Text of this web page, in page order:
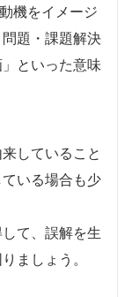
機をイメージ
題・課題解決
といった意味
していること
いる場合も少
て、誤解を生
ましょう。